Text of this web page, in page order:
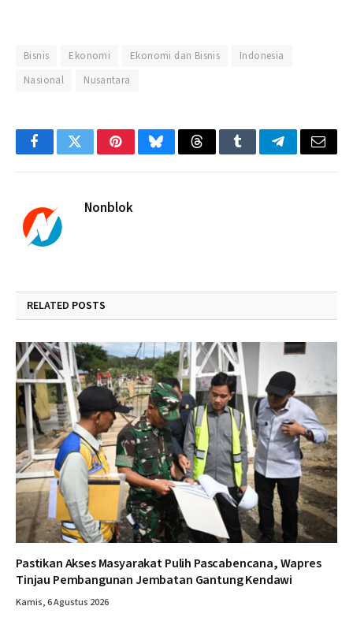
Bisnis Ekonomi Ekonomi dan Bisnis
Indonesia
Nasional
Nusantara
FacebookTwitterPinterestBlueskyThreadsTumblrTelegramEmail
Nonblok
RELATED POSTS
Pastikan Akses Masyarakat Pulih Pascabencana, Wapres
Tinjau Pembangunan Jembatan Gantung Kendawi
Kamis, 6 Agustus 2026